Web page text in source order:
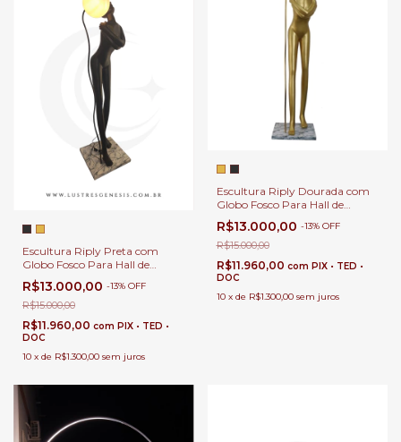
Escultura Riply Preta com
Globo Fosco Para Hall de
Entrada, Sala de Estar e Jardim
de Inverno
R$13.000,00 -13% OFF
R$15.000,00
R$11.960,00 com PIX • TED •
DOC
10 x de R$1.300,00 sem juros
Escultura Riply Dourada com
Globo Fosco Para Hall de
Entrada, Sala de Estar e Jardim
de Inverno
R$13.000,00 -13% OFF
R$15.000,00
R$11.960,00 com PIX • TED •
DOC
10 x de R$1.300,00 sem juros